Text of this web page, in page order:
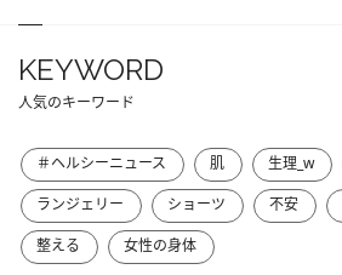
KEYWORD
人気のキーワード
＃ヘルシーニュース 肌 生理_w
ランジェリー
ショーツ 不安
整える
女性の身体